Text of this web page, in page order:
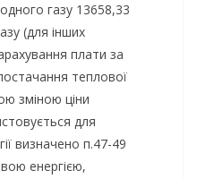
газу 13658,33
(для інших
плати за
теплової
зміною ціни
для
визначено п.47-49
енергією,